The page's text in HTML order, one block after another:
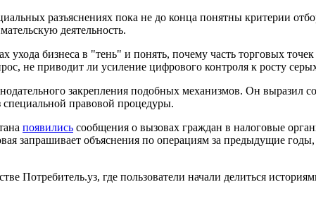
разъяснениях пока не до конца понятны критерии
деятельность.
ухода бизнеса в "тень" и понять, почему часть торговых
не приводит ли усиление цифрового контроля к росту
закрепления подобных механизмов. Он
правовой процедуры.
появились сообщения о вызовах граждан в налоговые
запрашивает объяснения по операциям за предыдущие
Потребитель.уз, где пользователи начали делиться